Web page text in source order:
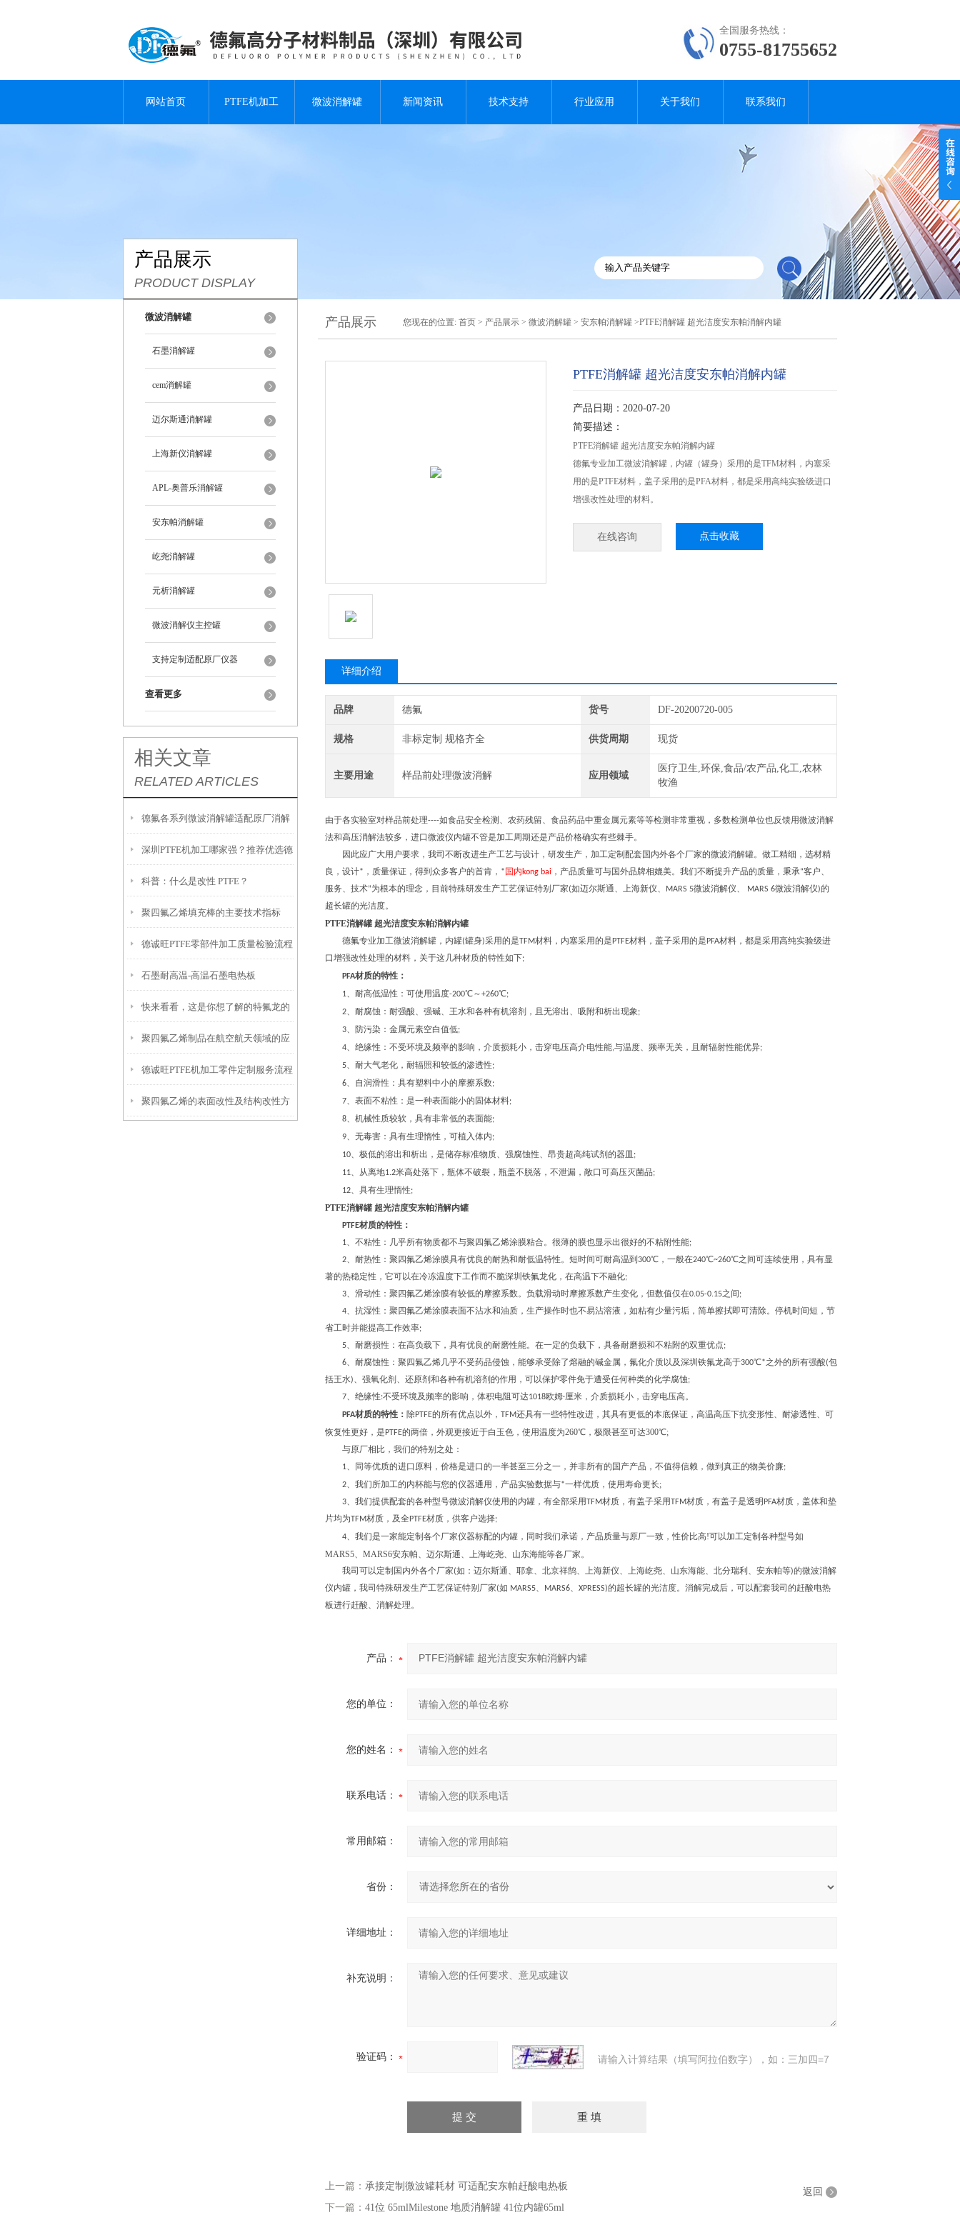
全国服务热线：
0755-81755652
网站首页 PTFE机加工 微波消解罐 新闻资讯 技术支持 行业应用 关于我们 联系我们
产品展示
PRODUCT DISPLAY
微波消解罐
石墨消解罐
cem消解罐
迈尔斯通消解罐
上海新仪消解罐
APL-奥普乐消解罐
安东帕消解罐
屹尧消解罐
元析消解罐
微波消解仪主控罐
支持定制适配原厂仪器
查看更多
相关文章
RELATED ARTICLES
德氟各系列微波消解罐适配原厂消解
仪
深圳PTFE机加工哪家强？推荐优选德
诚旺
科普：什么是改性 PTFE？
聚四氟乙烯填充棒的主要技术指标
德诚旺PTFE零部件加工质量检验流程
石墨耐高温-高温石墨电热板
快来看看，这是你想了解的特氟龙的
应用范围吗？
聚四氟乙烯制品在航空航天领域的应
用
德诚旺PTFE机加工零件定制服务流程
聚四氟乙烯的表面改性及结构改性方
产品展示 您现在的位置: 首页 > 产品展示 > 微波消解罐 > 安东帕消解罐 >PTFE消解罐 超光洁度安东帕消解内罐
PTFE消解罐 超光洁度安东帕消解内罐
产品日期：2020-07-20
简要描述：
PTFE消解罐 超光洁度安东帕消解内罐
德氟专业加工微波消解罐，内罐（罐身）采用的是TFM材料，内塞采
用的是PTFE材料，盖子采用的是PFA材料，都是采用高纯实验级进口
增强改性处理的材料。
在线咨询 点击收藏
详细介绍
品牌 德氟 货号 DF-20200720-005
规格 非标定制 规格齐全 供货周期 现货
主要用途 样品前处理微波消解 应用领域
医疗卫生,环保,食品/农产品,化工,农林
牧渔
由于各实验室对样品前处理----如食品安全检测、农药残留、食品药品中重金属元素等等检测非常重视，多数检测单位也反馈用微波消解
法和高压消解法较多，进口微波仪内罐不管是加工周期还是产品价格确实有些棘手。
因此应广大用户要求，我司不断改进生产工艺与设计，研发生产，加工定制配套国内外各个厂家的微波消解罐。做工精细，选材精
良，设计*，质量保证，得到众多客户的首肯，* 国内kong bai ，产品质量可与国外品牌相媲美。我们不断提升产品的质量，秉承“客户、
服务、技术”为根本的理念，目前特殊研发生产工艺保证特别厂家(如迈尔斯通、上海新仪、MARS 5微波消解仪、 MARS 6微波消解仪)的
超长罐的光洁度。
PTFE消解罐 超光洁度安东帕消解内罐
德氟专业加工微波消解罐，内罐(罐身)采用的是TFM材料，内塞采用的是PTFE材料，盖子采用的是PFA材料，都是采用高纯实验级进
口增强改性处理的材料，关于这几种材质的特性如下;
PFA材质的特性：
1、 耐高低温性：可使用温度-200℃～+260℃;
2、 耐腐蚀：耐强酸、强碱、王水和各种有机溶剂，且无溶出、吸附和析出现象;
3、 防污染：金属元素空白值低;
4、 绝缘性：不受环境及频率的影响，介质损耗小，击穿电压高介电性能,与温度、频率无关，且耐辐射性能优异;
5、 耐大气老化，耐辐照和较低的渗透性;
6、 自润滑性：具有塑料中小的摩擦系数;
7、 表面不粘性：是一种表面能小的固体材料;
8、 机械性质较软，具有非常低的表面能;
9、 无毒害：具有生理惰性，可植入体内;
10、 极低的溶出和析出，是储存标准物质、强腐蚀性、昂贵超高纯试剂的器皿;
11、 从离地1.2米高处落下，瓶体不破裂，瓶盖不脱落，不泄漏，敞口可高压灭菌品;
12、 具有生理惰性;
PTFE消解罐 超光洁度安东帕消解内罐
PTFE材质的特性：
1、不粘性：几乎所有物质都不与聚四氟乙烯涂膜粘合。很薄的膜也显示出很好的不粘附性能;
2、耐热性：聚四氟乙烯涂膜具有优良的耐热和耐低温特性。短时间可耐高温到300℃，一般在240℃~260℃之间可连续使用，具有显
著的热稳定性，它可以在冷冻温度下工作而不脆深圳铁氟龙化，在高温下不融化;
3、滑动性：聚四氟乙烯涂膜有较低的摩擦系数。负载滑动时摩擦系数产生变化，但数值仅在0.05-0.15之间;
4、抗湿性：聚四氟乙烯涂膜表面不沾水和油质，生产操作时也不易沾溶液，如粘有少量污垢，简单擦拭即可清除。停机时间短，节
省工时并能提高工作效率;
5、耐磨损性：在高负载下，具有优良的耐磨性能。在一定的负载下，具备耐磨损和不粘附的双重优点;
6、耐腐蚀性：聚四氟乙烯几乎不受药品侵蚀，能够承受除了熔融的碱金属，氟化介质以及深圳铁氟龙高于300℃*之外的所有强酸(包
括王水)、强氧化剂、还原剂和各种有机溶剂的作用，可以保护零件免于遭受任何种类的化学腐蚀;
7、绝缘性:不受环境及频率的影响，体积电阻可达1018欧姆·厘米，介质损耗小，击穿电压高。
PFA材质的特性： 除PTFE的所有优点以外，TFM还具有一些特性改进，其具有更低的本底保证，高温高压下抗变形性、耐渗透性、可
恢复性更好，是PTFE的两倍，外观更接近于白玉色， 使用温度为260℃，极限甚至可达300℃;
与原厂相比，我们的特别之处：
1、同等优质的进口原料，价格是进口的一半甚至三分之一，并非所有的国产产品，不值得信赖，做到真正的物美价廉;
2、我们所加工的内杯能与您的仪器通用，产品实验数据与*一样优质 ，使用寿命更长;
3、我们提供配套的各种型号微波消解仪使用的内罐，有全部采用TFM材质，有盖子采用TFM材质，有盖子是透明PFA材质，盖体和垫
片均为TFM材质，及全PTFE材质，供客户选择;
4、我们是一家能定制各个厂家仪器标配的内罐，同时我们承诺，产品质量与原厂一致，性价比高!可以加工定制各种型号如
MARS5、MARS6安东帕、迈尔斯通、上海屹尧、山东海能等各厂家。
我司可以定制国内外各个厂家(如：迈尔斯通、耶拿、北京祥鹄、上海新仪、上海屹尧、山东海能、北分瑞利、安东帕等)的微波消解
仪内罐，我司特殊研发生产工艺保证特别厂家(如 MARS5、MARS6、XPRESS)的超长罐的光洁度。消解完成后，可以配套我司的赶酸电热
板进行赶酸、消解处理。
产品：
您的单位：
您的姓名：
联系电话：
常用邮箱：
省份：
详细地址：
补充说明：
验证码： 请输入计算结果（填写阿拉伯数字），如：三加四=7
上一篇： 承接定制微波罐耗材 可适配安东帕赶酸电热板
下一篇： 41位 65mlMilestone 地质消解罐 41位内罐65ml
返回